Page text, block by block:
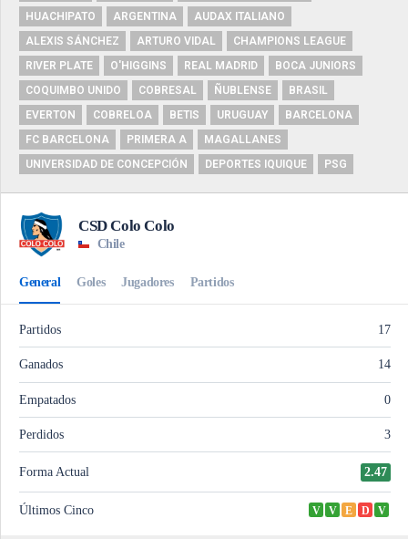
HUACHIPATO
ARGENTINA
AUDAX ITALIANO
ALEXIS SÁNCHEZ
ARTURO VIDAL
CHAMPIONS LEAGUE
RIVER PLATE
O'HIGGINS REAL MADRID
BOCA JUNIORS
COQUIMBO UNIDO
COBRESAL ÑUBLENSE
BRASIL
EVERTON
COBRELOA BETIS URUGUAY
BARCELONA
FC BARCELONA
PRIMERA A
MAGALLANES
UNIVERSIDAD DE CONCEPCIÓN
DEPORTES IQUIQUE PSG